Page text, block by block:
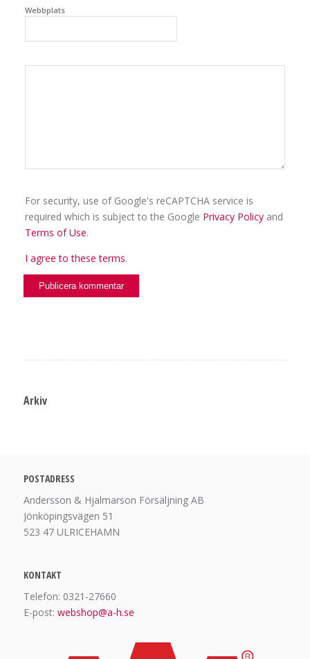
Webbplats
For security, use of Google's reCAPTCHA service is
required which is subject to the Google Privacy Policyand
Terms of Use.
I agree to these terms.
Arkiv
POSTADRESS
Andersson & Hjalmarson Försäljning AB
Jönköpingsvägen 51
523 47 ULRICEHAMN
KONTAKT
Telefon: 0321-27660
E-post: webshop@a-h.se